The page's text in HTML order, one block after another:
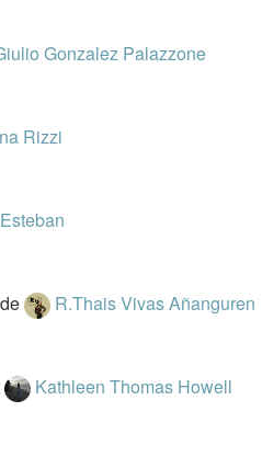
Gonzalez Palazzone
Rizzi
Esteban
de R.Thais Vivas Añanguren
Kathleen Thomas Howell